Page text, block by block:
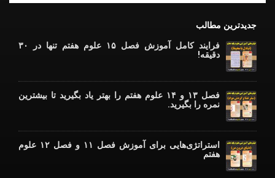
جدیدترین مطالب
فرایند کامل آموزش فصل ۱۵ علوم هفتم تنها در ۳۰
دقیقه!
فصل ۱۳ و ۱۴ علوم هفتم را بهتر یاد بگیرید تا بیشترین
نمره را بگیرید.
استراتژی‌هایی برای آموزش فصل ۱۱ و فصل ۱۲ علوم
هفتم